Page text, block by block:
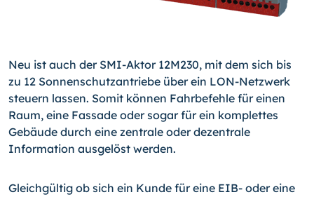
Neu ist auch der SMI-Aktor 12M230, mit dem sich bis
zu 12 Sonnenschutzantriebe über ein LON-Netzwerk
steuern lassen. Somit können Fahrbefehle für einen
Raum, eine Fassade oder sogar für ein komplettes
Gebäude durch eine zentrale oder dezentrale
Information ausgelöst werden.
Gleichgültig ob sich ein Kunde für eine EIB- oder eine